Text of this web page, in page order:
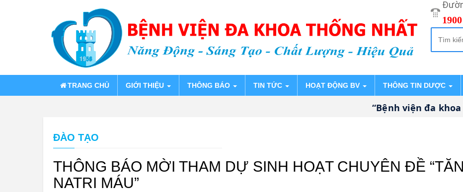
TRANG CHỦ GIỚI THIỆU THÔNG BÁO TIN TỨC HOẠT ĐỘNG BV THÔNG TIN DƯỢC
“Bệnh viện đa khoa
ĐÀO TẠO
THÔNG BÁO MỜI THAM DỰ SINH HOẠT CHUYÊN ĐỀ
NATRI MÁU”